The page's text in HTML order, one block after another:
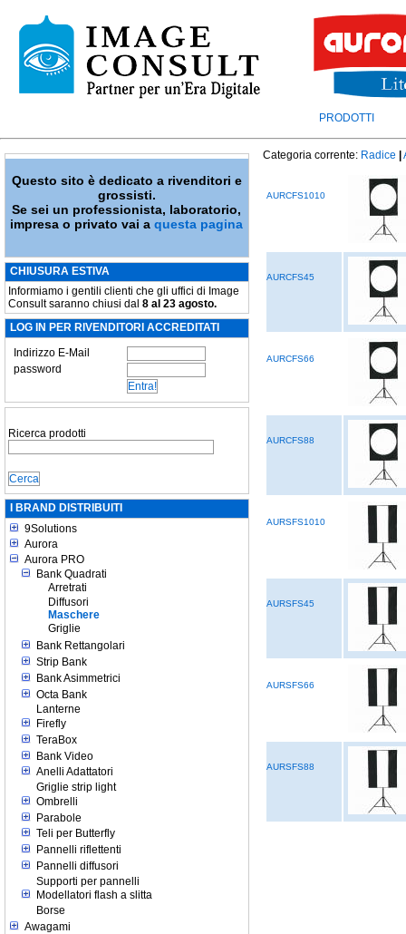
PRODOTTI
Questo sito è dedicato a rivenditori e
grossisti.
Se sei un professionista, laboratorio,
impresa o privato vai aquesta pagina
CHIUSURA ESTIVA
Informiamo i gentili clienti che gli uffici di Image
Consult saranno chiusi dal 8 al 23 agosto.
LOG IN PER RIVENDITORI ACCREDITATI
Indirizzo E-Mail
password
Ricerca prodotti
I BRAND DISTRIBUITI
9Solutions
Aurora
Aurora PRO
Bank Quadrati
Arretrati
Diffusori
Maschere
Griglie
Bank Rettangolari
Strip Bank
Bank Asimmetrici
Octa Bank
Lanterne
Firefly
TeraBox
Bank Video
Anelli Adattatori
Griglie strip light
Ombrelli
Parabole
Teli per Butterfly
Pannelli riflettenti
Pannelli diffusori
Supporti per pannelli
Modellatori flash a slitta
Borse
Awagami
Categoria corrente: Radice
AURCFS1010
AURCFS45
AURCFS66
AURCFS88
AURSFS1010
AURSFS45
AURSFS66
AURSFS88